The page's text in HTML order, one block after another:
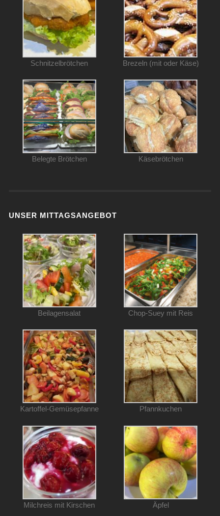
Schnitzelbrötchen Brezeln (mit oder Käse)
Belegte Brötchen Käsebrötchen
UNSER MITTAGSANGEBOT
Beilagensalat Chop-Suey mit Reis
Kartoffel-Gemüsepfanne Pfannkuchen
Milchreis mit Kirschen Äpfel